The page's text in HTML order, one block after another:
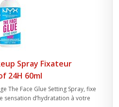
Spray Fixateur
24H 60ml
The Face Glue Setting Spray, fixe
sensation d’hydratation à votre